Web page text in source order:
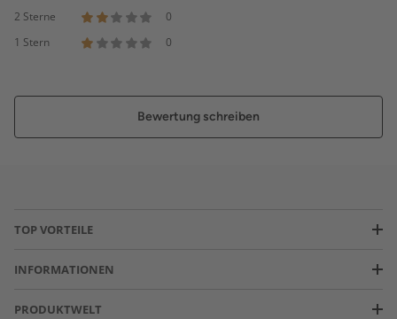
2 Sterne
0
1 Stern
0
Bewertung schreiben
TOP VORTEILE
INFORMATIONEN
PRODUKTWELT